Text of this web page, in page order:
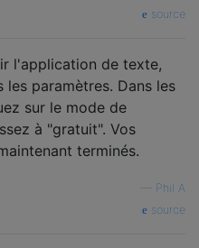
source
l'application de texte,
les paramètres. Dans les
sur le mode de
à "gratuit". Vos
terminés.
Phil A
source